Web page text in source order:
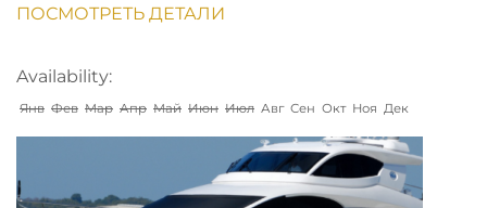
ПОСМОТРЕТЬ ДЕТАЛИ
Availability:
Янв Фев Мар Апр Май Июн Июл Авг Сен Окт Ноя Дек